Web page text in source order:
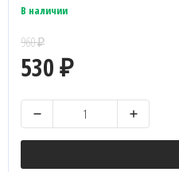
В наличии
960₽
530 ₽